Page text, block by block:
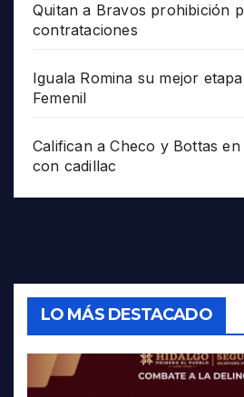
Quitan a Bravos prohibición
contrataciones
Iguala Romina su mejor
Femenil
Califican a Checo y Bottas
con cadillac
LO MÁS DESTACADO